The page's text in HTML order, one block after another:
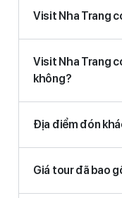
Visit Nha Trang
Visit Nha Trang
không?
Địa điểm đón
Giá tour đã bao